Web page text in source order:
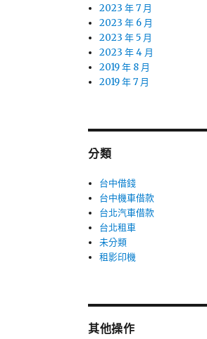
2023 年 7 月
2023 年 6 月
2023 年 5 月
2023 年 4 月
2019 年 8 月
2019 年 7 月
分類
台中借錢
台中機車借款
台北汽車借款
台北租車
未分類
租影印機
其他操作